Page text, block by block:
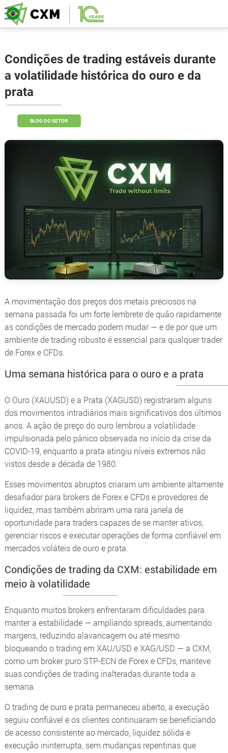
Condições de trading estáveis durante
a volatilidade histórica do ouro e da
prata
BLOG DO SETOR
A movimentação dos preços dos metais preciosos na
semana passada foi um forte lembrete de quão rapidamente
as condições de mercado podem mudar — e de por que um
ambiente de trading robusto é essencial para qualquer trader
de Forex e CFDs.
Uma semana histórica para o ouro e a prata
O Ouro (XAUUSD) e a Prata (XAGUSD) registraram alguns
dos movimentos intradiários mais significativos dos últimos
anos. A ação de preço do ouro lembrou a volatilidade
impulsionada pelo pânico observada no início da crise da
COVID-19, enquanto a prata atingiu níveis extremos não
vistos desde a década de 1980.
Esses movimentos abruptos criaram um ambiente altamente
desafiador para brokers de Forex e CFDs e provedores de
liquidez, mas também abriram uma rara janela de
oportunidade para traders capazes de se manter ativos,
gerenciar riscos e executar operações de forma confiável em
mercados voláteis de ouro e prata.
Condições de trading da CXM: estabilidade em
meio à volatilidade
Enquanto muitos brokers enfrentaram dificuldades para
manter a estabilidade — ampliando spreads, aumentando
margens, reduzindo alavancagem ou até mesmo
bloqueando o trading em XAU/USD e XAG/USD — a CXM,
como um broker puro STP-ECN de Forex e CFDs, manteve
suas condições de trading inalteradas durante toda a
semana.
O trading de ouro e prata permaneceu aberto, a execução
seguiu confiável e os clientes continuaram se beneficiando
de acesso consistente ao mercado, liquidez sólida e
execução ininterrupta, sem mudanças repentinas que